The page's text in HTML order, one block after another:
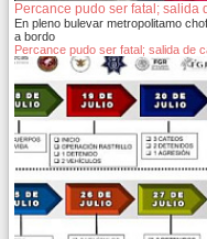
Percance pudo ser fatal; salida
En pleno bulevar metropolitamo
a bordo
Percance pudo ser fatal; salida de